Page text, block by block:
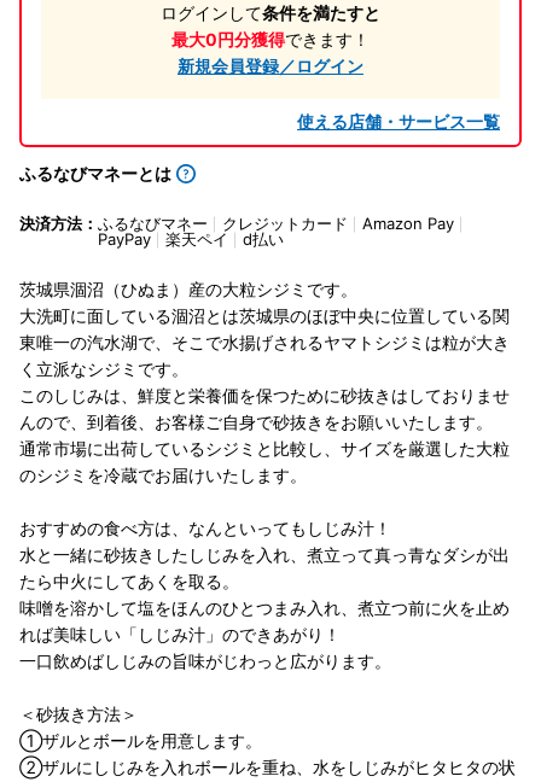
ログインして条件を満たすと
最大0円分獲得できます！
新規会員登録／ログイン
使える店舗・サービス一覧
ふるなびマネーとは
決済方法： ふるなびマネー クレジットカード
Amazon Pay
PayPay
楽天ペイ d払い
茨城県涸沼（ひぬま）産の大粒シジミです。
大洗町に面している涸沼とは茨城県のほぼ中央に位置している関
東唯一の汽水湖で、そこで水揚げされるヤマトシジミは粒が大き
く立派なシジミです。
このしじみは、鮮度と栄養価を保つために砂抜きはしておりませ
んので、到着後、お客様ご自身で砂抜きをお願いいたします。
通常市場に出荷しているシジミと比較し、サイズを厳選した大粒
のシジミを冷蔵でお届けいたします。
おすすめの食べ方は、なんといってもしじみ汁！
水と一緒に砂抜きしたしじみを入れ、煮立って真っ青なダシが出
たら中火にしてあくを取る。
味噌を溶かして塩をほんのひとつまみ入れ、煮立つ前に火を止め
れば美味しい「しじみ汁」のできあがり！
一口飲めばしじみの旨味がじわっと広がります。
＜砂抜き方法＞
①ザルとボールを用意します。
②ザルにしじみを入れボールを重ね、水をしじみがヒタヒタの状